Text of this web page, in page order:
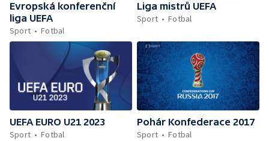
Evropská konferenční
liga UEFA
Sport
Fotbal
Liga mistrů UEFA
Sport
Fotbal
UEFA EURO U21 2023
Sport
Fotbal
Pohár Konfederace 2017
Sport
Fotbal